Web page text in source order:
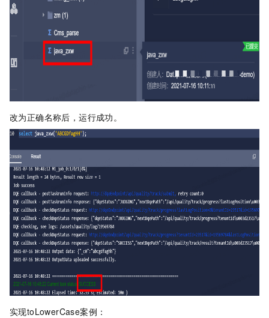
改为正确名称后，运行成功。
实现toLowerCase案例：